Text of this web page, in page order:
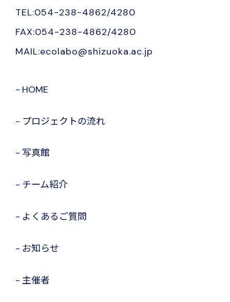
TEL:054-238-4862/4280
FAX:054-238-4862/4280
MAIL:ecolabo@shizuoka.ac.jp
HOME
プロジェクトの流れ
写真館
チーム紹介
よくあるご質問
お知らせ
主催者